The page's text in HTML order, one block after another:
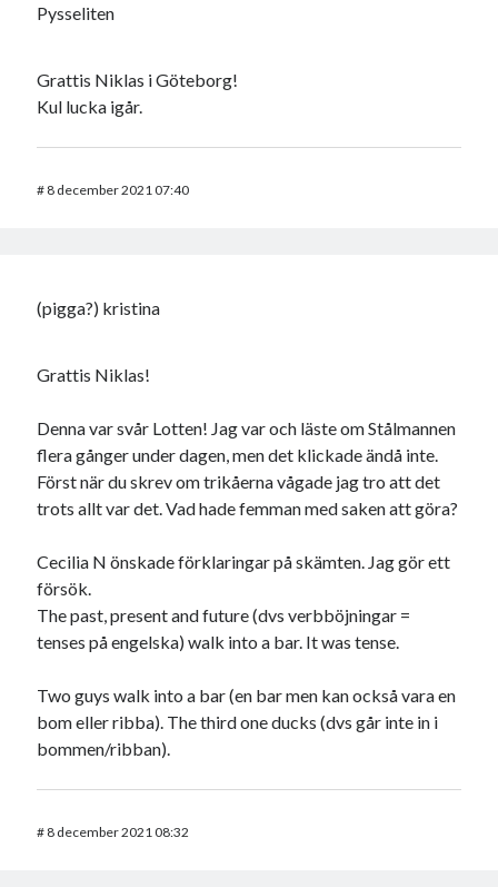
Pysseliten
Grattis Niklas i Göteborg!
Kul lucka igår.
# 8 december 2021 07:40
(pigga?) kristina
Grattis Niklas!
Denna var svår Lotten! Jag var och läste om Stålmannen
flera gånger under dagen, men det klickade ändå inte.
Först när du skrev om trikåerna vågade jag tro att det
trots allt var det. Vad hade femman med saken att göra?
Cecilia N önskade förklaringar på skämten. Jag gör ett
försök.
The past, present and future (dvs verbböjningar =
tenses på engelska) walk into a bar. It was tense.
Two guys walk into a bar (en bar men kan också vara en
bom eller ribba). The third one ducks (dvs går inte in i
bommen/ribban).
# 8 december 2021 08:32